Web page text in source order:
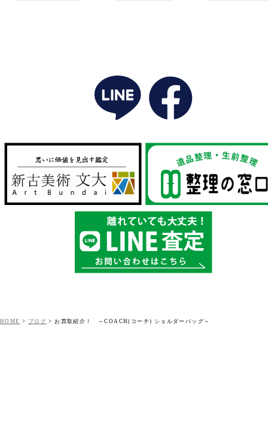
HOME > ブログ >お買取紹介！ ～COACH(コーチ) ショルダーバッグ～